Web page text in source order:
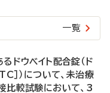
一覧
ドウベイト配合錠（ド
］）について、未治療
比較試験において、3